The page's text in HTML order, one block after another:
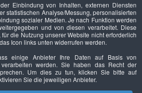
Nachhaltigkeit
Bundesverband Deutscher
und Fachgutachter e.V..
Einbindung von Inhalten, externen Diensten
statistischen Analyse/Messung, personalisierten
sozialer Medien. Je nach Funktion werden
und von diesen verarbeitet. Diese
die Nutzung unserer Website nicht erforderlich
Icon links unten widerrufen werden.
einige Anbieter Ihre Daten auf Basis von
verarbeiten werden. Sie haben das Recht der
Um dies zu tun, klicken Sie bitte auf
Sie die jeweiligen Anbieter.